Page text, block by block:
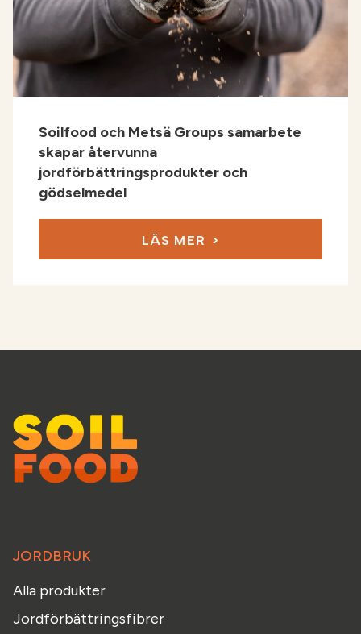
Soilfood och Metsä Groups samarbete
skapar återvunna
jordförbättringsprodukter och
gödselmedel
LÄS MER
JORDBRUK
Alla produkter
Jordförbättringsfibrer